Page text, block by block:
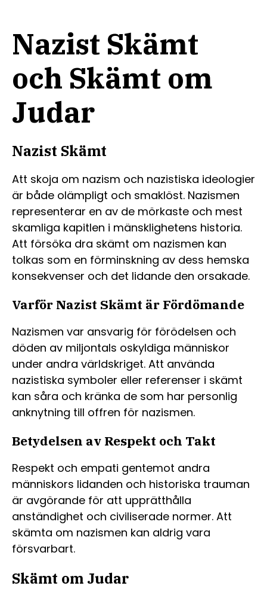
Nazist Skämt
och Skämt om
Judar
Nazist Skämt
Att skoja om nazism och nazistiska ideologier
är både olämpligt och smaklöst. Nazismen
representerar en av de mörkaste och mest
skamliga kapitlen i mänsklighetens historia.
Att försöka dra skämt om nazismen kan
tolkas som en förminskning av dess hemska
konsekvenser och det lidande den orsakade.
Varför Nazist Skämt är Fördömande
Nazismen var ansvarig för förödelsen och
döden av miljontals oskyldiga människor
under andra världskriget. Att använda
nazistiska symboler eller referenser i skämt
kan såra och kränka de som har personlig
anknytning till offren för nazismen.
Betydelsen av Respekt och Takt
Respekt och empati gentemot andra
människors lidanden och historiska trauman
är avgörande för att upprätthålla
anständighet och civiliserade normer. Att
skämta om nazismen kan aldrig vara
försvarbart.
Skämt om Judar